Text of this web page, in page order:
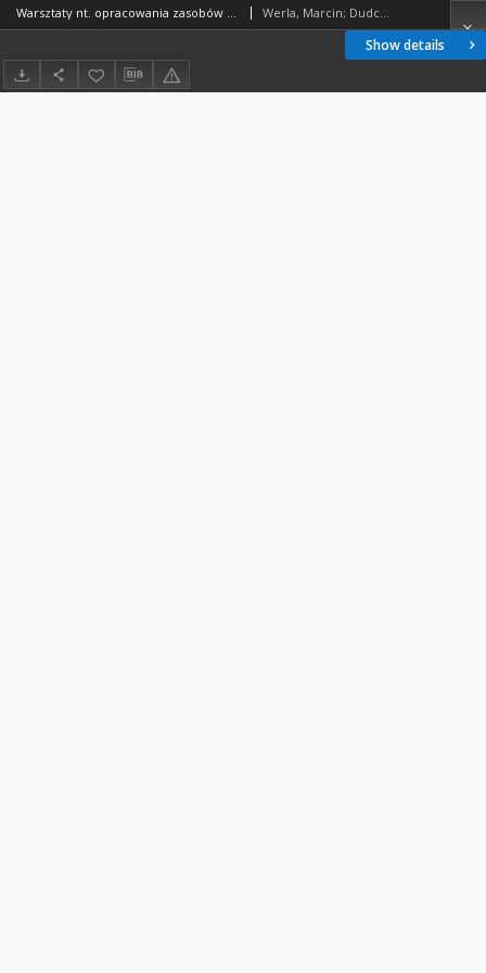
Show details
Warsztaty nt. opracowania zasobów bibliotek cyfrowych Werla, Marcin; Dudczak, Adam